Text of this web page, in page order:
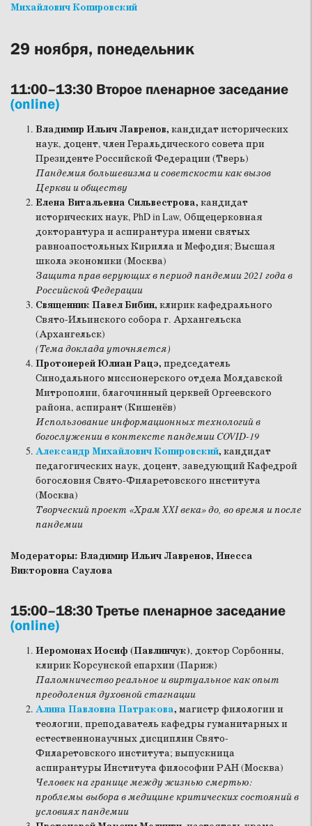
Михайлович Копировский
29 ноября, понедельник
11:00–13:30 Второе пленарное заседание
(online)
Владимир Ильич Лавренов, кандидат исторических
наук, доцент, член Геральдического совета при
Президенте Российской Федерации (Тверь)
Пандемия большевизма и советскости как вызов
Церкви и обществу
Елена Витальевна Сильвестрова, кандидат
исторических наук, PhD in Law, Общецерковная
докторантура и аспирантура имени святых
равноапостольных Кирилла и Мефодия; Высшая
школа экономики (Москва)
Защита прав верующих в период пандемии 2021 года в
Российской Федерации
Священник Павел Бибин, клирик кафедрального
Свято-Ильинского собора г. Архангельска
(Архангельск)
(Тема доклада уточняется)
Протоиерей Юлиан Рацэ, председатель
Синодального миссионерского отдела Молдавской
Митрополии, благочинный церквей Оргеевского
района, аспирант (Кишенёв)
Использование информационных технологий в
богослужении в контексте пандемии COVID-19
Александр Михайлович Копировский, кандидат
педагогических наук, доцент, заведующий Кафедрой
богословия Свято-Филаретовского института
(Москва)
Творческий проект «Храм XXI века» до, во время и после
пандемии
Модераторы: Владимир Ильич Лавренов, Инесса
Викторовна Саулова
15:00–18:30 Третье пленарное заседание
(online)
Иеромонах Иосиф (Павлинчук), доктор Сорбонны,
клирик Корсунской епархии (Париж)
Паломничество реальное и виртуальное как опыт
преодоления духовной стагнации
Алина Павловна Патракова, магистр филологии и
теологии, преподаватель кафедры гуманитарных и
естественнонаучных дисциплин Свято-
Филаретовского института; выпускница
аспирантуры Института философии РАН (Москва)
Человек на границе между жизнью смертью:
проблемы выбора в медицине критических состояний в
условиях пандемии